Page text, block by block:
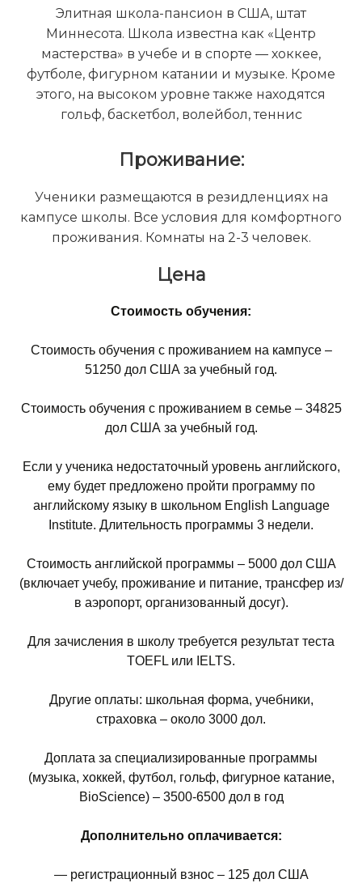
Элитная школа-пансион в США, штат
Миннесота. Школа известна как «Центр
мастерства» в учебе и в спорте — хоккее,
футболе, фигурном катании и музыке. Кроме
этого, на высоком уровне также находятся
гольф, баскетбол, волейбол, теннис
Проживание:
Ученики размещаются в резидленциях на
кампусе школы. Все условия для комфортного
проживания. Комнаты на 2-3 человек.
Цена
Стоимость обучения:
Стоимость обучения с проживанием на кампусе –
51250 дол США за учебный год.
Стоимость обучения с проживанием в семье – 34825
дол США за учебный год.
Если у ученика недостаточный уровень английского,
ему будет предложено пройти программу по
английскому языку в школьном English Language
Institute. Длительность программы 3 недели.
Стоимость английской программы – 5000 дол США
(включает учебу, проживание и питание, трансфер из/
в аэропорт, организованный досуг).
Для зачисления в школу требуется результат теста
TOEFL или IELTS.
Другие оплаты: школьная форма, учебники,
страховка – около 3000 дол.
Доплата за специализированные программы
(музыка, хоккей, футбол, гольф, фигурное катание,
BioScience) – 3500-6500 дол в год
Дополнительно оплачивается:
— регистрационный взнос – 125 дол США